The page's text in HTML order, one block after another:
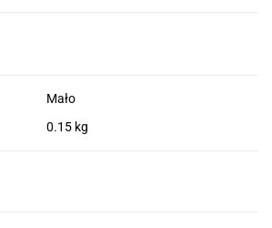
Mało
0.15 kg